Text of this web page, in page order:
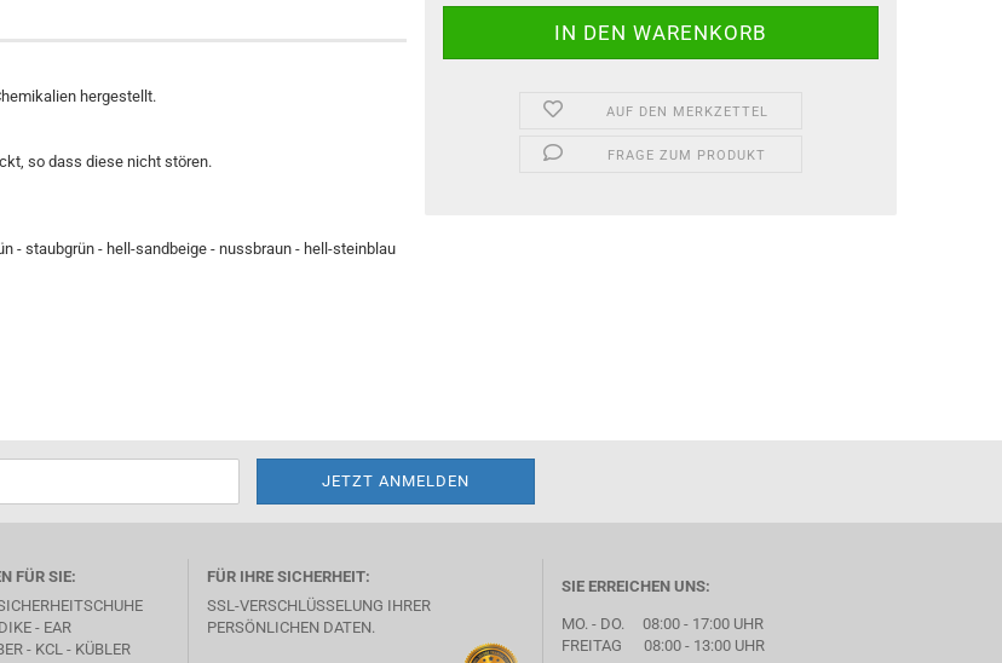
AUF DEN MERKZETTEL
FRAGE ZUM PRODUKT
hergestellt.
so dass diese nicht stören.
- staubgrün - hell-sandbeige - nussbraun - hell-steinblau
FÜR SIE:
DIKE- EAR
- KCL - KÜBLER
FÜR IHRE SICHERHEIT:
SSL-VERSCHLÜSSELUNG IHRER
PERSÖNLICHEN DATEN.
SIE ERREICHEN UNS:
MO. - DO. 08:00 - 17:00 UHR
FREITAG 08:00 - 13:00 UHR